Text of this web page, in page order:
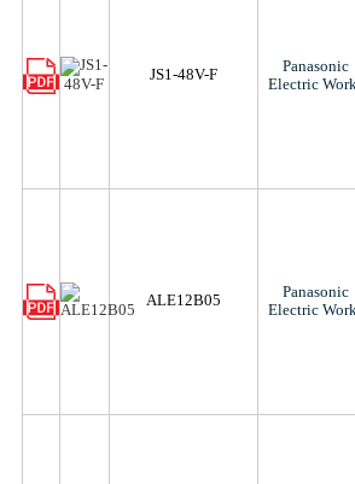
JS1-48V-F
Panasonic
Electric
ALE12B05
Panasonic
Electric